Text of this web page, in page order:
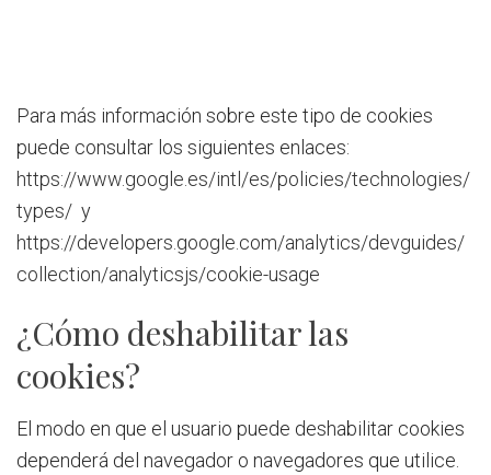
Para más información sobre este tipo de cookies
puede consultar los siguientes enlaces:
https://www.google.es/intl/es/policies/technologies/
types/ y
https://developers.google.com/analytics/devguides/
collection/analyticsjs/cookie-usage
¿Cómo deshabilitar las
cookies?
El modo en que el usuario puede deshabilitar cookies
dependerá del navegador o navegadores que utilice.